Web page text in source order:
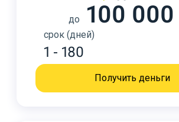
до 100
срок (дней)
1 - 180
Получить деньги